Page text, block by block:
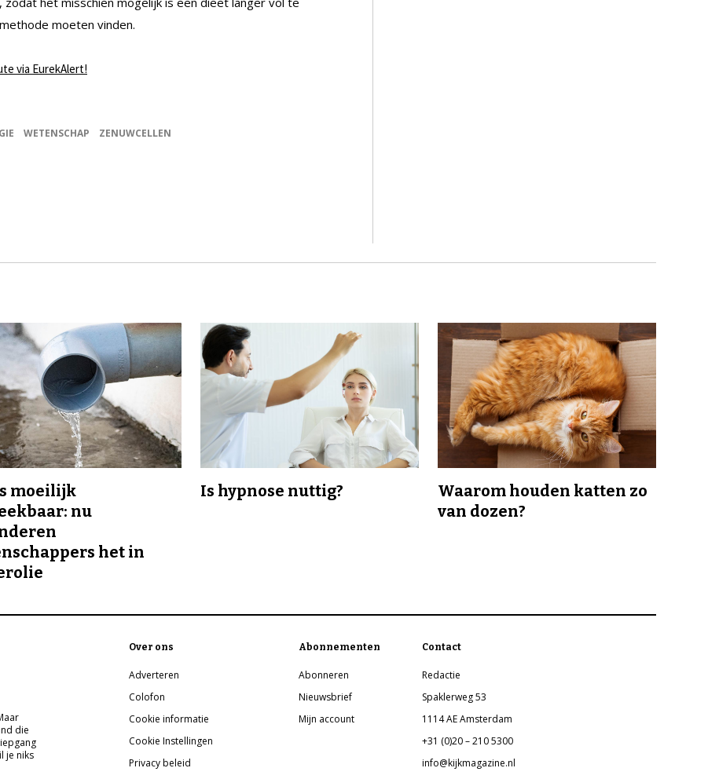
moeten vinden.
via EurekAlert!
WETENSCHAP ZENUWCELLEN
moeilijk
nu
het in
Is hypnose nuttig?
Waarom houden katten zo
van dozen?
die
je niks
Over ons
Adverteren
Colofon
Cookie informatie
Cookie Instellingen
Privacy beleid
Abonnementen
Abonneren
Nieuwsbrief
Mijn account
Contact
Redactie
Spaklerweg 53
1114 AE Amsterdam
+31 (0)20 – 210 5300
info@kijkmagazine.nl